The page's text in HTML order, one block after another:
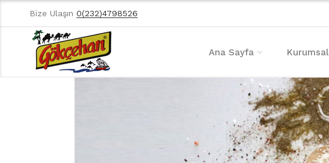
Bize Ulaşın 0(232)4798526
Ana Sayfa Kurumsal